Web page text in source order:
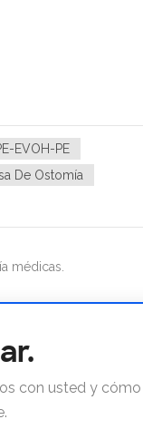
EVOH-PE
De Ostomía
médicas.
con usted y cómo